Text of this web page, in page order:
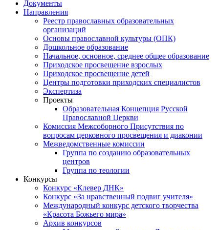
Документы
Направления
Реестр православных образовательных
организаций
Основы православной культуры (ОПК)
Дошкольное образование
Начальное, основное, среднее общее образование
Приходское просвещение взрослых
Приходское просвещение детей
Центры подготовки приходских специалистов
Экспертиза
Проекты
Образовательная Концепция Русской
Православной Церкви
Комиссия Межсоборного Присутствия по
вопросам церковного просвещения и диаконии
Межведомственные комиссии
Группа по созданию образовательных
центров
Группа по теологии
Конкурсы
Конкурс «Клевер ДНК»
Конкурс «За нравственный подвиг учителя»
Международный конкурс детского творчества
«Красота Божьего мира»
Архив конкурсов